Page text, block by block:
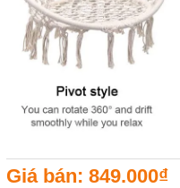
Giá bán: 849.000₫